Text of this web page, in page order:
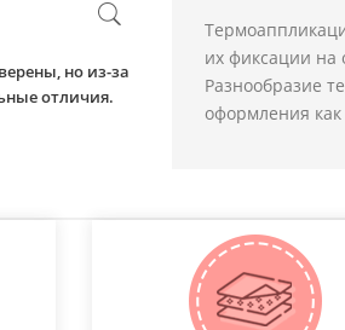
но из-за
отличия.
их фиксации на
Разнообразие
оформления